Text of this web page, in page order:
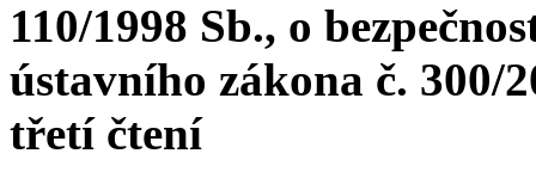
110/1998 Sb., o
ústavního zákona č. 300/
třetí čtení